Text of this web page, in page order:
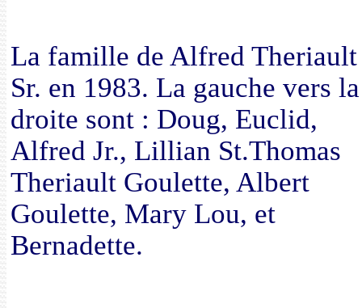
La famille de Alfred
Sr. en 1983. La gauche vers la
droite sont : Doug, Euclid,
Alfred Jr., Lillian St.Thomas
Theriault Goulette, Albert
Goulette, Mary Lou, et
Bernadette.